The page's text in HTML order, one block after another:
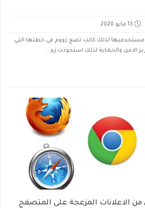
13 مايو 2020
مستخدميها لذلك كانت تضع زووم في خطتها التي
الامن والحماية لذلك استحوذت زو...
الاعلانات المزعجة على المتصفح